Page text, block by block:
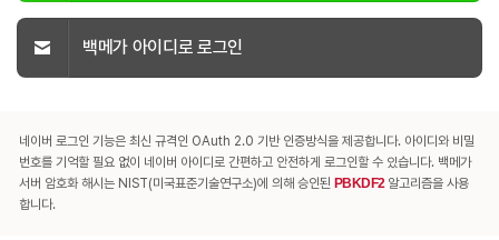
백메가 아이디로 로그인
네이버 로그인 기능은 최신 규격인 OAuth 2.0 기반 인증방식을 제공합니다. 아이디와 비밀
번호를 기억할 필요 없이 네이버 아이디로 간편하고 안전하게 로그인할 수 있습니다. 백메가
서버 암호화 해시는 NIST(미국표준기술연구소)에 의해 승인된 PBKDF2알고리즘을 사용
합니다.